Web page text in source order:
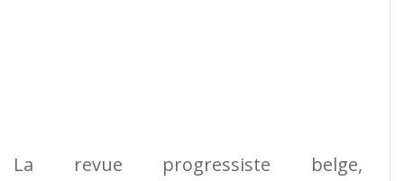
La revue progressiste belge,